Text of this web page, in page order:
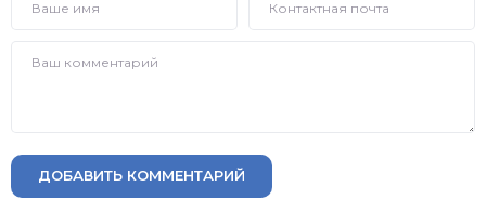
ДОБАВИТЬ КОММЕНТАРИЙ